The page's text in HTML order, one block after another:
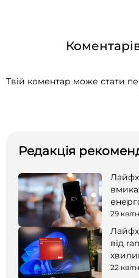
Твій коментар може стати
Редакція
29
від
22